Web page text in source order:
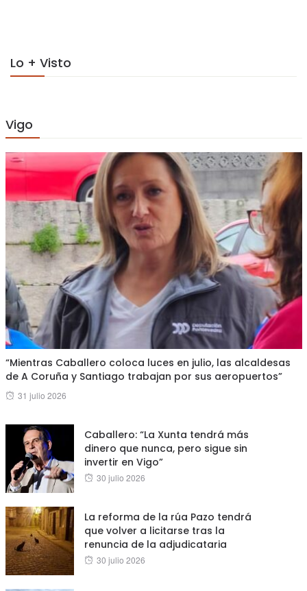
Lo + Visto
Vigo
“Mientras Caballero coloca luces en julio, las alcaldesas
de A Coruña y Santiago trabajan por sus aeropuertos”
Posted
31 julio 2026
Caballero: “La Xunta tendrá más
dinero que nunca, pero sigue sin
invertir en Vigo”
Posted
30 julio 2026
La reforma de la rúa Pazo tendrá
que volver a licitarse tras la
renuncia de la adjudicataria
Posted
30 julio 2026